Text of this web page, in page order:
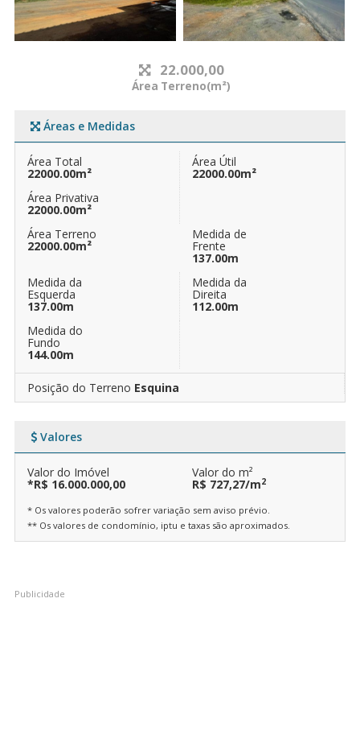
22.000,00
Área Terreno(m²)
Áreas e Medidas
Área Total
22000.00m²
Área Útil
22000.00m²
Área Privativa
22000.00m²
Área Terreno
22000.00m²
Medida de
Frente
137.00m
Medida da
Esquerda
137.00m
Medida da
Direita
112.00m
Medida do
Fundo
144.00m
Posição do Terreno Esquina
Valores
Valor do Imóvel
*R$ 16.000.000,00
Valor do m²
R$ 727,27/m2
* Os valores poderão sofrer variação sem aviso prévio.
** Os valores de condomínio, iptu e taxas são aproximados.